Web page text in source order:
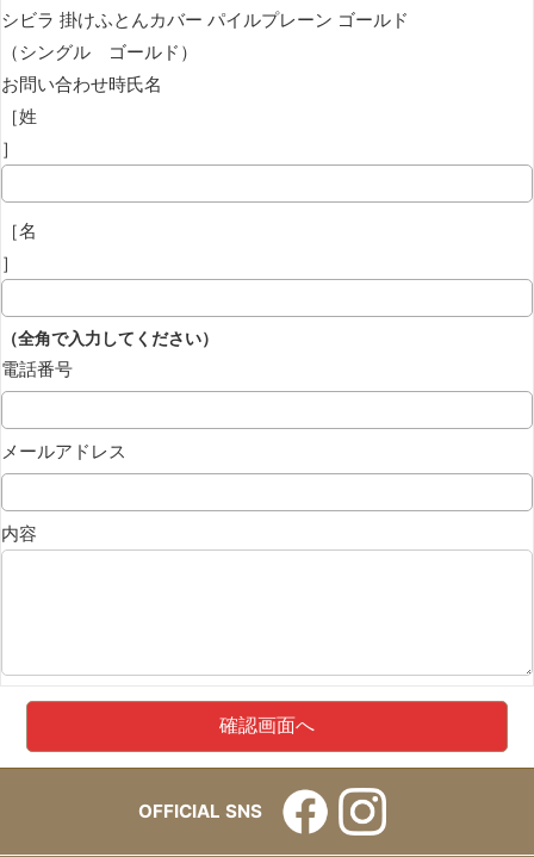
シビラ 掛けふとんカバー パイルプレーン ゴールド
（シングル ゴールド）
お問い合わせ時氏名
［姓
］
［名
］
（全角で入力してください）
電話番号
メールアドレス
内容
OFFICIAL SNS